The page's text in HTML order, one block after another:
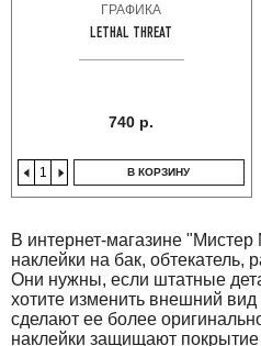
ГРАФИКА
LETHAL THREAT
740 р.
В КОРЗИНУ
В интернет-магазине
наклейки на бак, обтекатель,
Они нужны, если штатные
хотите изменить внешний
сделают ее более
наклейки защищают